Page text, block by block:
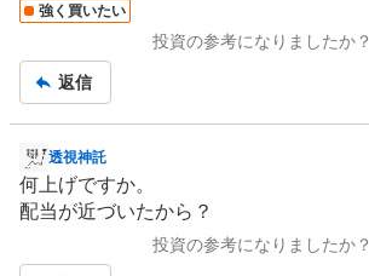
強く買いたい
投資の参考になりましたか？
返信
掲
示
板
透視神託
何上げですか。
配当が近づいたから？
投資の参考になりましたか？